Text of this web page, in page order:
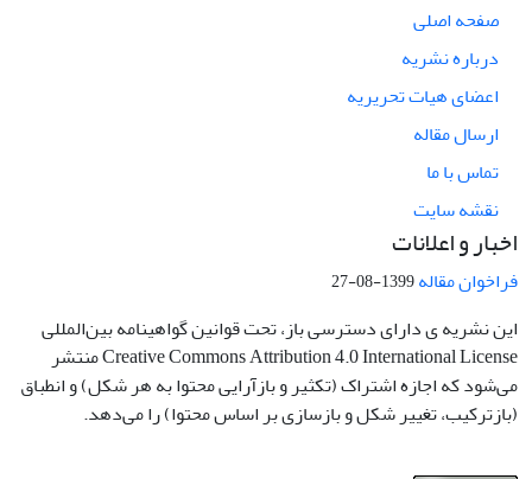
صفحه اصلی
درباره نشریه
اعضای هیات تحریریه
ارسال مقاله
تماس با ما
نقشه سایت
اخبار و اعلانات
فراخوان مقاله1399-08-27
این نشریه ی دارای دسترسی باز، تحت قوانین گواهینامه بین‌المللی
Creative Commons Attribution 4.0 International License منتشر
می‌شود که اجازه اشتراک (تکثیر و بازآرایی محتوا به هر شکل) و انطباق
(بازترکیب، تغییر شکل و بازسازی بر اساس محتوا) را می‌دهد.